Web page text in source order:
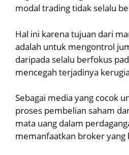
modal trading tidak selalu
Hal ini karena tujuan dari
adalah untuk mengontrol
daripada selalu berfokus
mencegah terjadinya
Sebagai media yang cocok
proses pembelian saham
mata uang dalam
memanfaatkan broker yang